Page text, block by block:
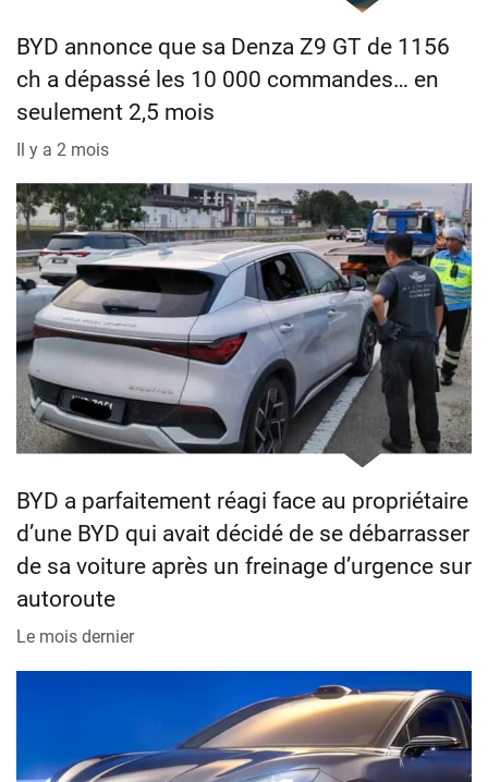
BYD annonce que sa Denza Z9 GT de 1156
ch a dépassé les 10 000 commandes… en
seulement 2,5 mois
Il y a 2 mois
BYD a parfaitement réagi face au propriétaire
d’une BYD qui avait décidé de se débarrasser
de sa voiture après un freinage d’urgence sur
autoroute
Le mois dernier